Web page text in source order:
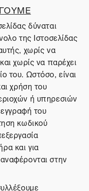
δύναται
της Ιστοσελίδας
χωρίς να
χωρίς να παρέχει
του. Ωστόσο, είναι
χρήση του
ή υπηρεσιών
του
κωδικού
και για
στην